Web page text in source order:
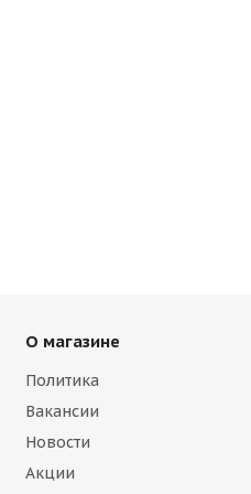
О магазине
Политика
Вакансии
Новости
Акции